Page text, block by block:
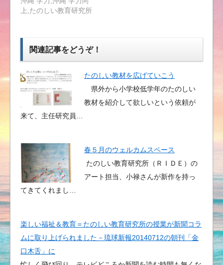
上,たのしい教育研究所
関連記事をどうぞ！
たのしい教材を広げていこう
県外から小学校低学年のたのしい
教材を紹介して欲しいという依頼が
来て、主任研究員…
春５月のウェルカムスペース
たのしい教育研究所（ＲＩＤＥ）の
アート担当、小禄さんが新作を持っ
てきてくれまし…
楽しい福祉＆教育＝たのしい教育研究所の授業が新聞コラ
ムに取り上げられました－琉球新報20140712の朝刊「金
口木舌」に